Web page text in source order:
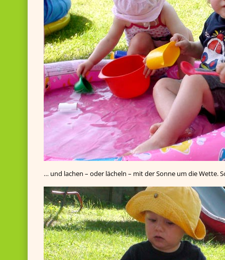
… und lachen – oder lächeln – mit der Sonne um die Wette.